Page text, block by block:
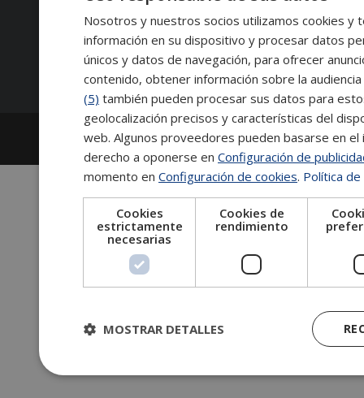
Contacto:
Síguenos:
2026
Escuela de Posgrado de Salamanca
Información legal
Tablón de anuncios
Nosotros y nuestros socios utilizamos cookies y
información en su dispositivo y procesar datos
únicos y datos de navegación, para ofrecer
contenido, obtener información sobre la
(5) también pueden procesar sus datos para
geolocalización precisos y características del
web. Algunos proveedores pueden basarse en
derecho a oponerse en Configuración de
momento en Configuración de cookies. Política
Cookies
estrictamente
necesarias
Cookies de
rendimiento
MOSTRAR DETALLES